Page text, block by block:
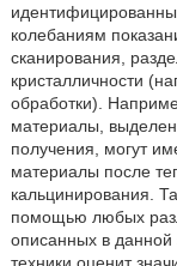
колебаниям
сканирования,
кристалличности
обработки).
материалы,
получения, могут
материалы после
кальцинирования.
помощью любых
описанных в данной
техники оценит